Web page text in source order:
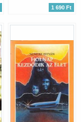
1 690 Ft